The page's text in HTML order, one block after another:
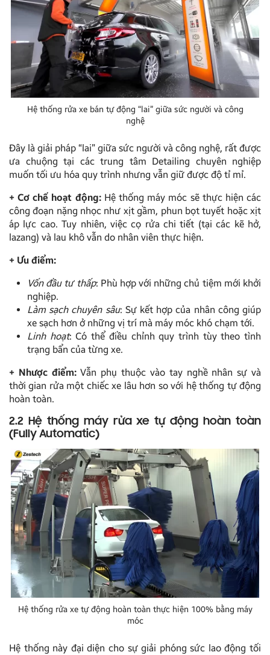
Hệ thống rửa xe bán tự động “lai” giữa sức người và công
nghệ
Đây là giải pháp “lai” giữa sức người và công nghệ, rất được
ưa chuộng tại các trung tâm Detailing chuyên nghiệp
muốn tối ưu hóa quy trình nhưng vẫn giữ được độ tỉ mỉ.
+ Cơ chế hoạt động:Hệ thống máy móc sẽ thực hiện các
công đoạn nặng nhọc như xịt gầm, phun bọt tuyết hoặc xịt
áp lực cao. Tuy nhiên, việc cọ rửa chi tiết (tại các kẽ hở,
lazang) và lau khô vẫn do nhân viên thực hiện.
+ Ưu điểm:
Vốn đầu tư thấp: Phù hợp với những chủ tiệm mới khởi
nghiệp.
Làm sạch chuyên sâu: Sự kết hợp của nhân công giúp
xe sạch hơn ở những vị trí mà máy móc khó chạm tới.
Linh hoạt: Có thể điều chỉnh quy trình tùy theo tình
trạng bẩn của từng xe.
+ Nhược điểm:Vẫn phụ thuộc vào tay nghề nhân sự và
thời gian rửa một chiếc xe lâu hơn so với hệ thống tự động
hoàn toàn.
2.2 Hệ thống máy rửa xe tự động hoàn toàn
(Fully Automatic)
Hệ thống rửa xe tự động hoàn toàn thực hiện 100% bằng máy
móc
Hệ thống này đại diện cho sự giải phóng sức lao động tối